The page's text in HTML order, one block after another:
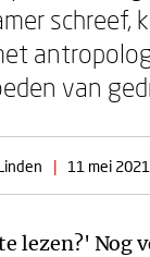
schreef,
van
| 11 mei 2021
lezen?' Nog